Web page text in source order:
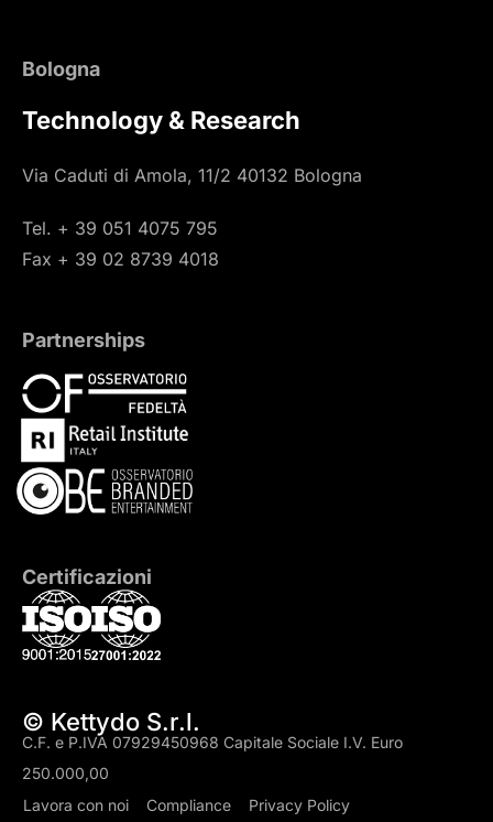
Bologna
Technology & Research
Via Caduti di Amola, 11/2 40132 Bologna
Tel. + 39 051 4075 795
Fax + 39 02 8739 4018
Partnerships
Certificazioni
© Kettydo S.r.l.
C.F. e P.IVA 07929450968 Capitale Sociale I.V. Euro
250.000,00
Lavora con noi
Compliance Privacy Policy